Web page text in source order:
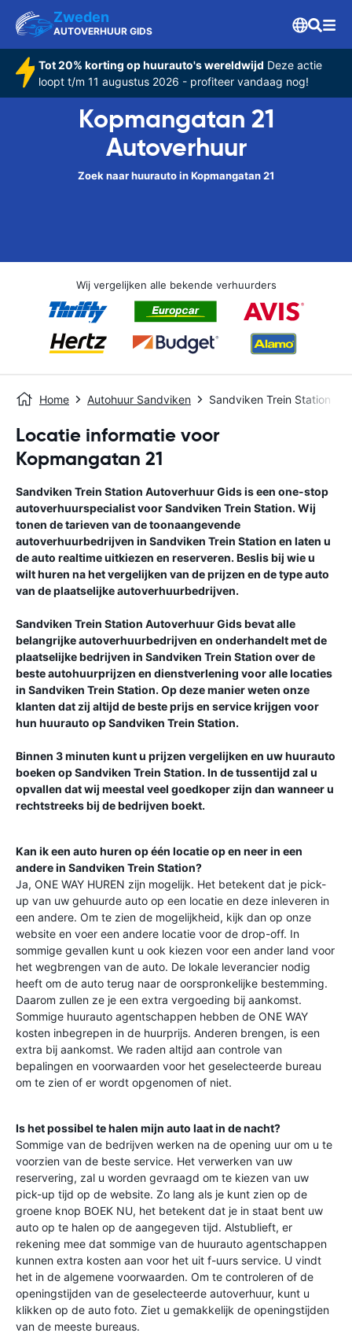
Zweden
AUTOVERHUUR GIDS
Tot 20% korting op huurauto's wereldwijd Deze actie
loopt t/m 11 augustus 2026 - profiteer vandaag nog!
Kopmangatan 21
Autoverhuur
Zoek naar huurauto in Kopmangatan 21
Wij vergelijken alle bekende verhuurders
Home Autohuur Sandviken Sandviken Trein Station
Locatie informatie voor
Kopmangatan 21
Sandviken Trein Station Autoverhuur Gidsis een one-stop
autoverhuurspecialist voorSandviken Trein Station. Wij
tonen de tarieven van de toonaangevende
autoverhuurbedrijven in Sandviken Trein Station en laten u
de auto realtime uitkiezen en reserveren. Beslis bij wie u
wilt huren na het vergelijken van de prijzen en de type auto
van de plaatselijke autoverhuurbedrijven.
Sandviken Trein Station Autoverhuur Gidsbevat alle
belangrijke autoverhuurbedrijven en onderhandelt met de
plaatselijke bedrijven in Sandviken Trein Station over de
beste autohuurprijzen en dienstverlening voor alle locaties
in Sandviken Trein Station. Op deze manier weten onze
klanten dat zij altijd de beste prijs en service krijgen voor
hun huurauto opSandviken Trein Station.
Binnen 3 minuten kunt u prijzen vergelijken en uw huurauto
boeken opSandviken Trein Station. In de tussentijd zal u
opvallen dat wij meestal veel goedkoper zijn dan wanneer u
rechtstreeks bij de bedrijven boekt.
Kan ik een auto huren op één locatie op en neer in een
andere in Sandviken Trein Station?
Ja, ONE WAY HUREN zijn mogelijk. Het betekent dat je pick-
up van uw gehuurde auto op een locatie en deze inleveren in
een andere. Om te zien de mogelijkheid, kijk dan op onze
website en voer een andere locatie voor de drop-off. In
sommige gevallen kunt u ook kiezen voor een ander land voor
het wegbrengen van de auto. De lokale leverancier nodig
heeft om de auto terug naar de oorspronkelijke bestemming.
Daarom zullen ze je een extra vergoeding bij aankomst.
Sommige huurauto agentschappen hebben de ONE WAY
kosten inbegrepen in de huurprijs. Anderen brengen, is een
extra bij aankomst. We raden altijd aan controle van
bepalingen en voorwaarden voor het geselecteerde bureau
om te zien of er wordt opgenomen of niet.
Is het possibel te halen mijn auto laat in de nacht?
Sommige van de bedrijven werken na de opening uur om u te
voorzien van de beste service. Het verwerken van uw
reservering, zal u worden gevraagd om te kiezen van uw
pick-up tijd op de website. Zo lang als je kunt zien op de
groene knop BOEK NU, het betekent dat je in staat bent uw
auto op te halen op de aangegeven tijd. Alstublieft, er
rekening mee dat sommige van de huurauto agentschappen
kunnen extra kosten aan voor het uit f-uurs service. U vindt
het in de algemene voorwaarden. Om te controleren of de
openingstijden van de geselecteerde autoverhuur, kunt u
klikken op de auto foto. Ziet u gemakkelijk de openingstijden
van de meeste bureaus.